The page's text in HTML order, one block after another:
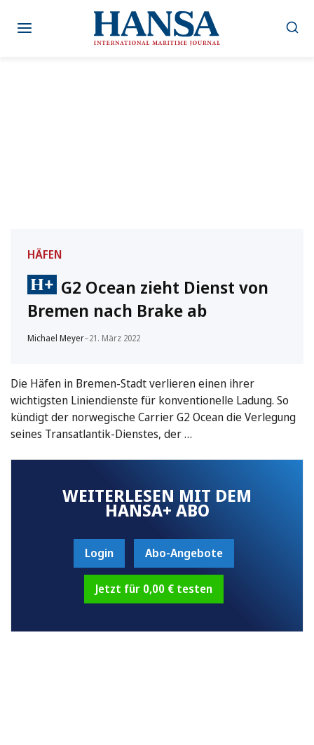
Inhalt
HÄFEN
G2 Ocean zieht Dienst von
Bremen nach Brake ab
Michael Meyer–21. März 2022
Die Häfen in Bremen-Stadt verlieren einen ihrer
wichtigsten Liniendienste für konventionelle Ladung. So
kündigt der norwegische Carrier G2 Ocean die Verlegung
seines Transatlantik-Dienstes, der …
WEITERLESEN MIT DEM
HANSA+ ABO
Login Abo-Angebote
Jetzt für 0,00 € testen